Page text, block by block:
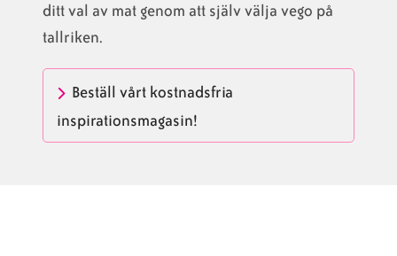
ditt val av mat genom att själv välja vego på
tallriken.
Beställ vårt kostnadsfria
inspirationsmagasin!